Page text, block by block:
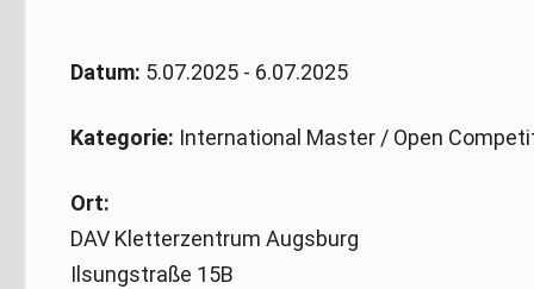
Datum: 5.07.2025 - 6.07.2025
Kategorie: International Master / Open
Ort:
DAV Kletterzentrum Augsburg
Ilsungstraße 15B